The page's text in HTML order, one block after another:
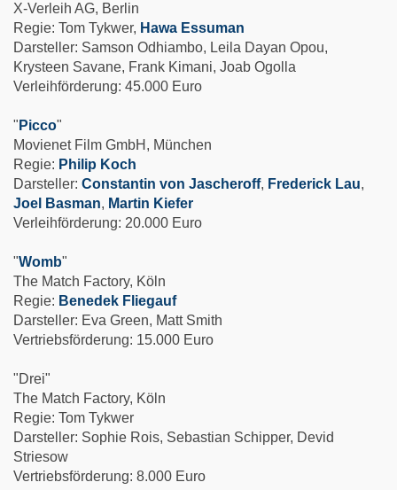
X-Verleih AG, Berlin
Regie: Tom Tykwer, Hawa Essuman
Darsteller: Samson Odhiambo, Leila Dayan Opou,
Krysteen Savane, Frank Kimani, Joab Ogolla
Verleihförderung: 45.000 Euro
" Picco"
Movienet Film GmbH, München
Regie: Philip Koch
Darsteller: Constantin von Jascheroff, Frederick Lau,
Joel Basman, Martin Kiefer
Verleihförderung: 20.000 Euro
"Womb"
The Match Factory, Köln
Regie: Benedek Fliegauf
Darsteller: Eva Green, Matt Smith
Vertriebsförderung: 15.000 Euro
"Drei"
The Match Factory, Köln
Regie: Tom Tykwer
Darsteller: Sophie Rois, Sebastian Schipper, Devid
Striesow
Vertriebsförderung: 8.000 Euro